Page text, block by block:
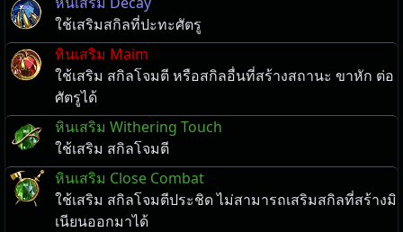
ใช้เสริมสกิลที่ปะทะศัตรู
หินเสริม Maim
ใช้เสริม สกิลโจมตี หรือสกิลอื่นที่สร้างสถานะ ขาหัก ต่อ
ศัตรูได้
หินเสริม Withering Touch
ใช้เสริม สกิลโจมตี
หินเสริม Close Combat
ใช้เสริม สกิลโจมตีประชิด ไม่สามารถเสริมสกิลที่สร้างมิ
เนียนออกมาได้